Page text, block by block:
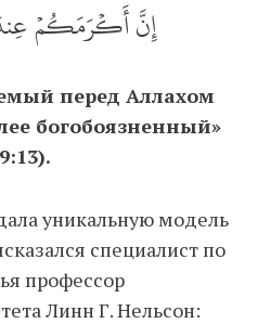
إِنَّ أَكۡرَمَكُمۡ
перед Аллахом
богобоязненный»
уникальную модель
специалист по
профессор
Линн Г. Нельсон: